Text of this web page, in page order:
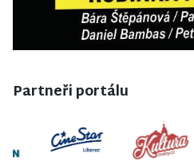
Partneři portálu